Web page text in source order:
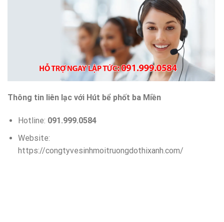
Thông tin liên lạc với Hút bể phốt ba Miền
Hotline: 091.999.0584
Website:
https://congtyvesinhmoitruongdothixanh.com/